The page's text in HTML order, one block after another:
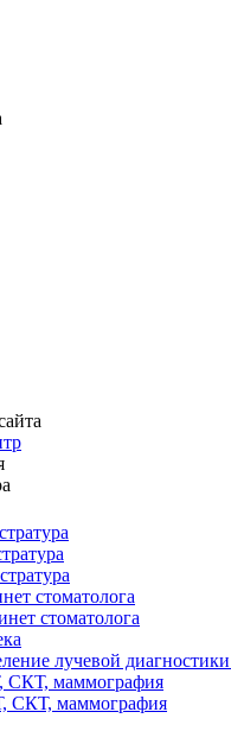
стоматолога
стоматолога
лучевой
СКТ, маммография
СКТ, маммография